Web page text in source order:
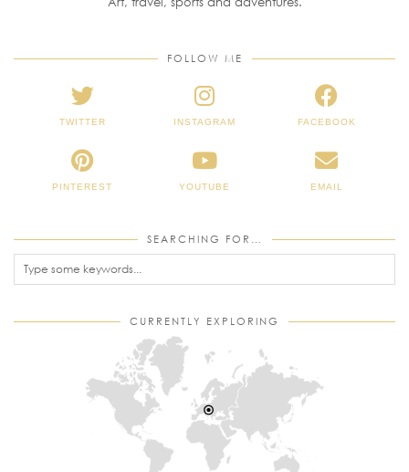
FOLLOW ME
TWITTER INSTAGRAM FACEBOOK
PINTEREST YOUTUBE EMAIL
SEARCHING FOR…
CURRENTLY EXPLORING